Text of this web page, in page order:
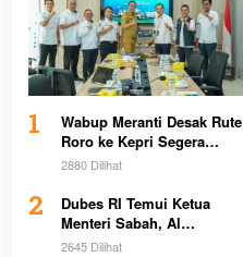
1
Wabup Meranti Desak Rute
Roro ke Kepri Segera
Beroperasi Demi Dongkrak
2880 Dilihat
2
Dubes RI Temui Ketua
Menteri Sabah, Al
Washliyah Beri Apresiasi
2645 Dilihat